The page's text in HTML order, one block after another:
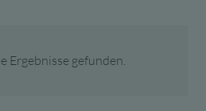
Ergebnisse gefunden.